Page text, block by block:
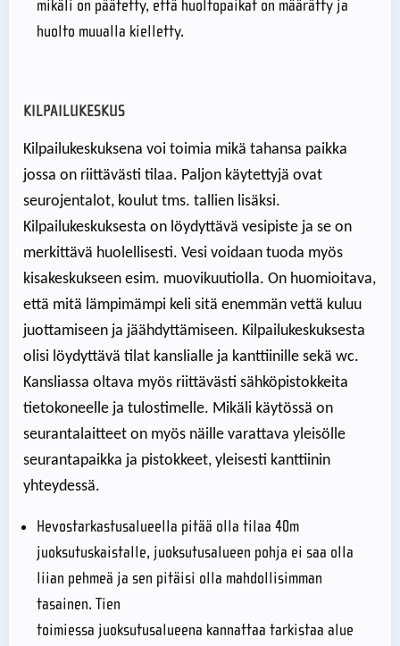
mikäli on päätetty, että huoltopaikat on määrätty ja
huolto muualla kielletty.
KILPAILUKESKUS
Kilpailukeskuksena voi toimia mikä tahansa paikka
jossa on riittävästi tilaa. Paljon käytettyjä ovat
seurojentalot, koulut tms. tallien lisäksi.
Kilpailukeskuksesta on löydyttävä vesipiste ja se on
merkittävä huolellisesti. Vesi voidaan tuoda myös
kisakeskukseen esim. muovikuutiolla. On huomioitava,
että mitä lämpimämpi keli sitä enemmän vettä kuluu
juottamiseen ja jäähdyttämiseen. Kilpailukeskuksesta
olisi löydyttävä tilat kanslialle ja kanttiinille sekä wc.
Kansliassa oltava myös riittävästi sähköpistokkeita
tietokoneelle ja tulostimelle. Mikäli käytössä on
seurantalaitteet on myös näille varattava yleisölle
seurantapaikka ja pistokkeet, yleisesti kanttiinin
yhteydessä.
Hevostarkastusalueella pitää olla tilaa 40m
juoksutuskaistalle, juoksutusalueen pohja ei saa olla
liian pehmeä ja sen pitäisi olla mahdollisimman
tasainen. Tien
toimiessa juoksutusalueena kannattaa tarkistaa alue